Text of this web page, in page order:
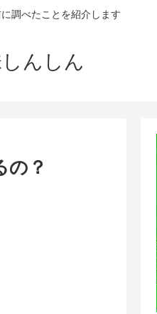
調べたことを紹介します
んしん
の？